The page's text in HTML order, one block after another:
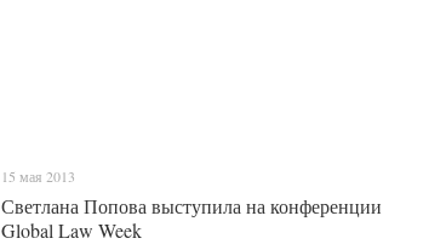
15 мая 2013
Светлана Попова выступила на конференции
Global Law Week